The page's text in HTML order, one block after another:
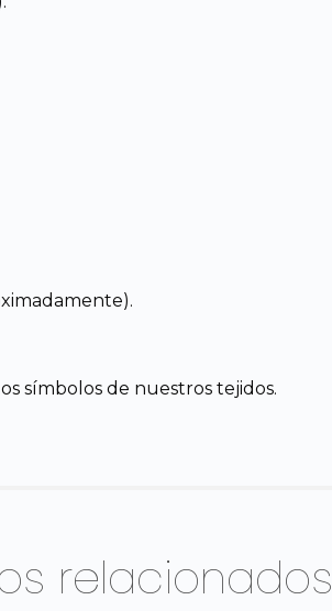
símbolos de nuestros tejidos.
relacionados